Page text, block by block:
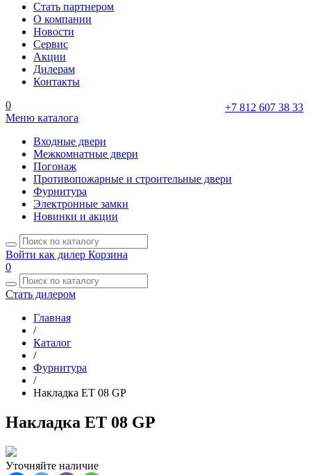
Стать партнером
О компании
Новости
Сервис
Акции
Дилерам
Контакты
+7 812 607 38 33
0
Меню каталога
Входные двери
Межкомнатные двери
Погонаж
Противопожарные и строительные двери
Фурнитура
Электронные замки
Новинки и акции
Войти как дилер Корзина
0
Стать дилером
Главная
/
Каталог
/
Фурнитура
/
Накладка ET 08 GP
Накладка ET 08 GP
Уточняйте наличие